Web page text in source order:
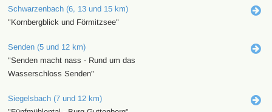
Schwarzenbach (6, 13 und 15 km)
"Kornbergblick und Förmitzsee"
Senden (5 und 12 km)
"Senden macht nass - Rund um das
Wasserschloss Senden"
Siegelsbach (7 und 12 km)